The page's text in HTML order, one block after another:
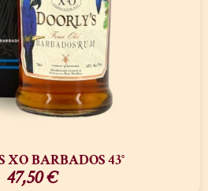
XO BARBADOS 43°
47,50€